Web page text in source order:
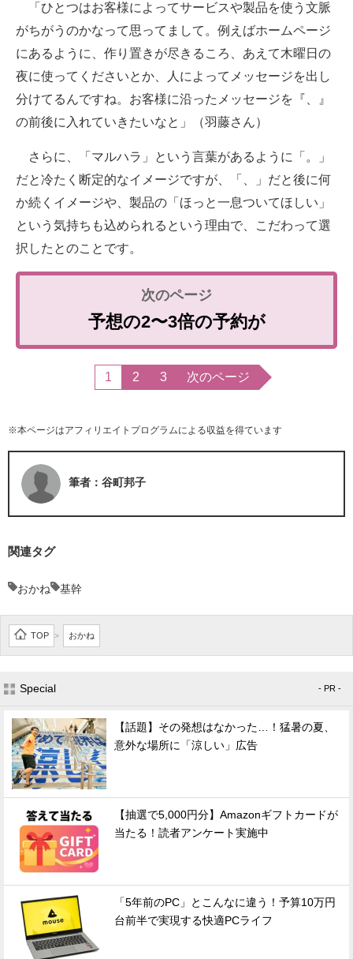
「ひとつはお客様によってサービスや製品を使う文脈
がちがうのかなって思ってまして。例えばホームページ
にあるように、作り置きが尽きるころ、あえて木曜日の
夜に使ってくださいとか、人によってメッセージを出し
分けてるんですね。お客様に沿ったメッセージを『、』
の前後に入れていきたいなと」（羽藤さん）
さらに、「マルハラ」という言葉があるように「。」
だと冷たく断定的なイメージですが、「、」だと後に何
か続くイメージや、製品の「ほっと一息ついてほしい」
という気持ちも込められるという理由で、こだわって選
択したとのことです。
予想の2〜3倍の予約が
1 2 3 次のページ
※本ページはアフィリエイトプログラムによる収益を得ています
筆者：谷町邦子
関連タグ
おかね 基幹
TOP > おかね
Special - PR -
【話題】その発想はなかった…！猛暑の夏、
意外な場所に「涼しい」広告
【抽選で5,000円分】Amazonギフトカードが
当たる！読者アンケート実施中
「5年前のPC」とこんなに違う！予算10万円
台前半で実現する快適PCライフ